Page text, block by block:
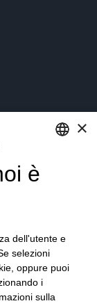
Portfolio
×
è
dell'utente e
selezioni
oppure puoi
i
sulla